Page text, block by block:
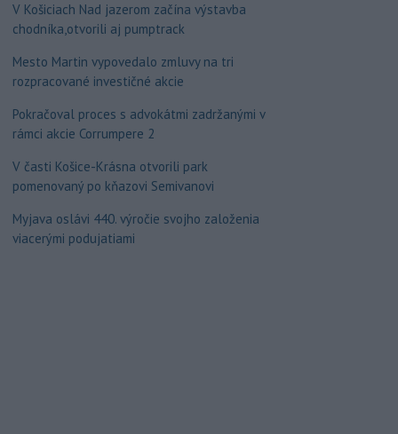
V Košiciach Nad jazerom začína výstavba
chodníka,otvorili aj pumptrack
Mesto Martin vypovedalo zmluvy na tri
rozpracované investičné akcie
Pokračoval proces s advokátmi zadržanými v
rámci akcie Corrumpere 2
V časti Košice-Krásna otvorili park
pomenovaný po kňazovi Semivanovi
Myjava oslávi 440. výročie svojho založenia
viacerými podujatiami